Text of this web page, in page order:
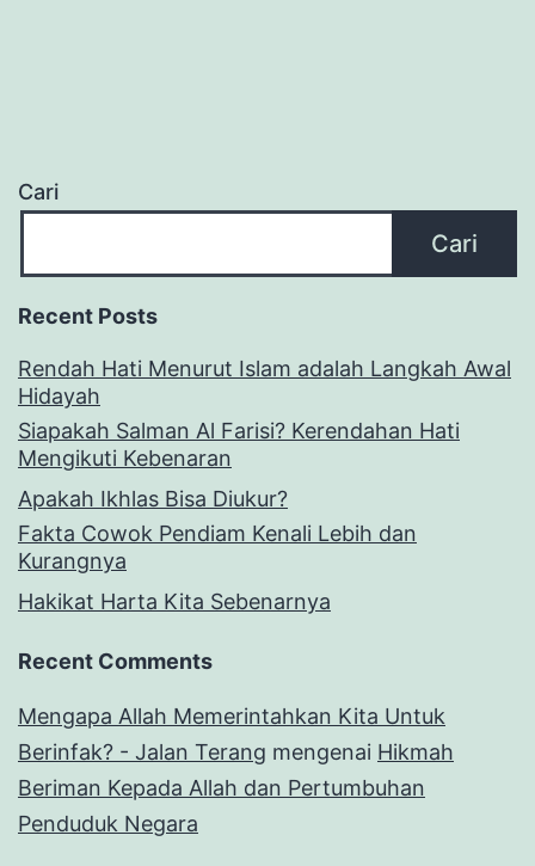
Cari
Cari
Recent Posts
Rendah Hati Menurut Islam adalah Langkah Awal
Hidayah
Siapakah Salman Al Farisi? Kerendahan Hati
Mengikuti Kebenaran
Apakah Ikhlas Bisa Diukur?
Fakta Cowok Pendiam Kenali Lebih dan
Kurangnya
Hakikat Harta Kita Sebenarnya
Recent Comments
Mengapa Allah Memerintahkan Kita Untuk
Berinfak? - Jalan Terang mengenai Hikmah
Beriman Kepada Allah dan Pertumbuhan
Penduduk Negara